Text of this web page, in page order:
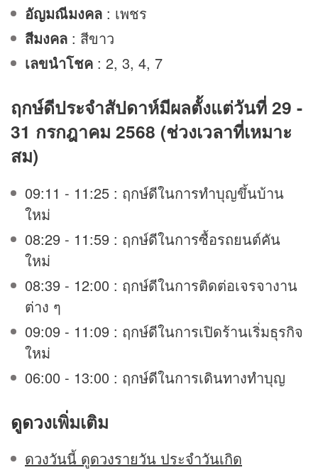
อัญมณีมงคล : เพชร
สีมงคล : สีขาว
เลขนำโชค : 2, 3, 4, 7
ฤกษ์ดีประจำสัปดาห์มีผลตั้งแต่วันที่ 29 -
31 กรกฎาคม 2568 (ช่วงเวลาที่เหมาะ
สม)
09:11 - 11:25 : ฤกษ์ดีในการทำบุญขึ้นบ้าน
ใหม่
08:29 - 11:59 : ฤกษ์ดีในการซื้อรถยนต์คัน
ใหม่
08:39 - 12:00 : ฤกษ์ดีในการติดต่อเจรจางาน
ต่าง ๆ
09:09 - 11:09 : ฤกษ์ดีในการเปิดร้านเริ่มธุรกิจ
ใหม่
06:00 - 13:00 : ฤกษ์ดีในการเดินทางทำบุญ
ดูดวงเพิ่มเติม
ดวงวันนี้ ดูดวงรายวัน ประจำวันเกิด